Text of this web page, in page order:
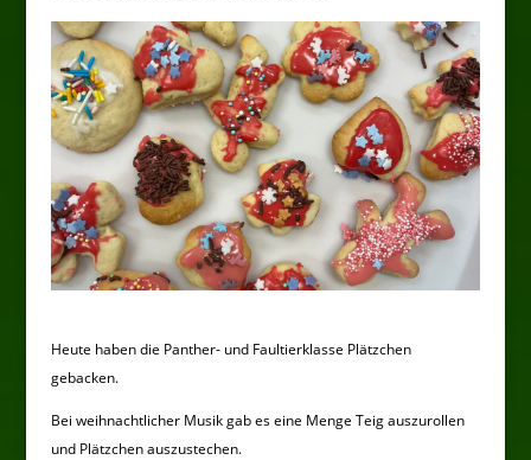
Heute haben die Panther- und Faultierklasse Plätzchen
gebacken.
Bei weihnachtlicher Musik gab es eine Menge Teig auszurollen
und Plätzchen auszustechen.